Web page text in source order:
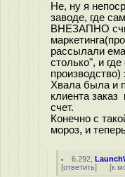
Не, ну я
заводе, где
ВНЕЗАПНО
рассылали
столько", и
Хвала была и
клиента
счет.
Конечно с
мороз, и
6.292 ,
[ответить] [к